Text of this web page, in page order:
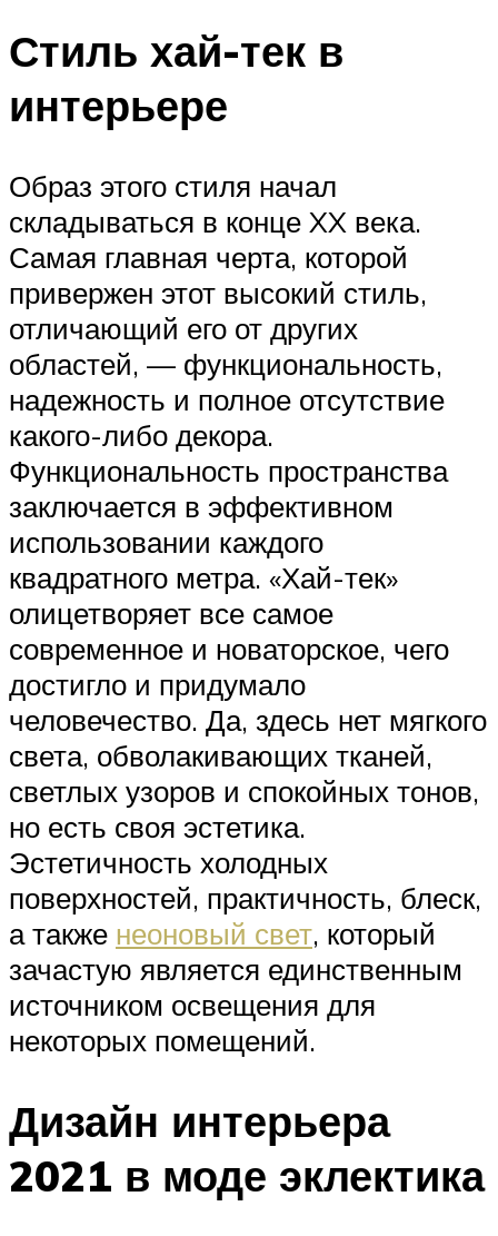
Стиль хай-тек в
интерьере
Образ этого стиля начал
складываться в конце XX века.
Самая главная черта, которой
привержен этот высокий стиль,
отличающий его от других
областей, — функциональность,
надежность и полное отсутствие
какого-либо декора.
Функциональность пространства
заключается в эффективном
использовании каждого
квадратного метра. «Хай-тек»
олицетворяет все самое
современное и новаторское, чего
достигло и придумало
человечество. Да, здесь нет мягкого
света, обволакивающих тканей,
светлых узоров и спокойных тонов,
но есть своя эстетика.
Эстетичность холодных
поверхностей, практичность, блеск,
а также неоновый свет, который
зачастую является единственным
источником освещения для
некоторых помещений.
Дизайн интерьера
2021 в моде эклектика